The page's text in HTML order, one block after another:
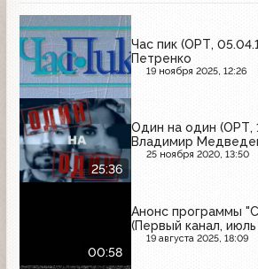
Час пик (ОРТ,
Петренко
19 ноября 2025, 12:26
25:36
Один на один (ОРТ,
Владимир
25 ноября 2020, 13:50
00:58
Анонс программы
(Первый канал,
19 августа 2025, 18:09